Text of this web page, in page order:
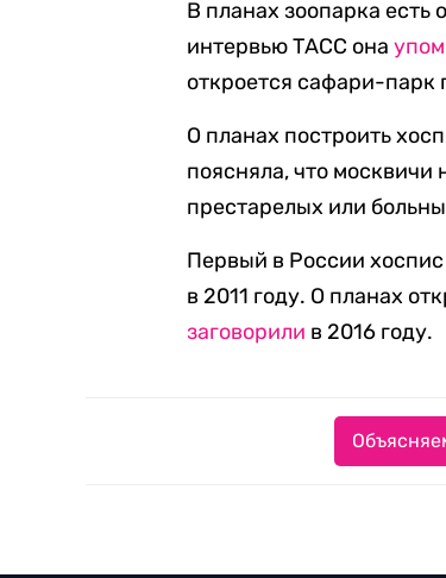
В планах зоопарка есть
интервью ТАСС она
откроется сафари-парк
О планах построить
поясняла, что москвичи
престарелых или
Первый в России
в 2011 году. О планах
заговорили в 2016 году.